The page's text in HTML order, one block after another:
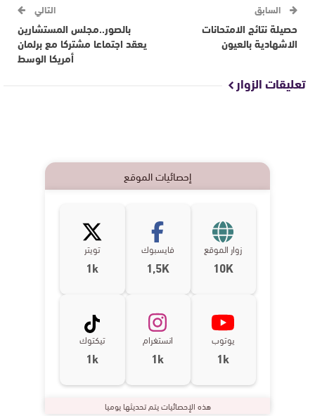
السابق
حصيلة نتائج الامتحانات
الاشهادية بالعيون
التالي
بالصور..مجلس المستشارين
يعقد اجتماعا مشتركا مع برلمان
أمريكا الوسط
تعليقات الزوار
إحصائيات الموقع
زوار الموقع
10K
فايسبوك
1,5K
تويتر
1k
يوتوب
1k
انستغرام
1k
تيكتوك
1k
هذه الإحصائيات يتم تحديثها يوميا